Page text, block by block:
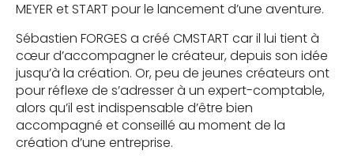
MEYER et START pour le lancement d’une aventure.
Sébastien FORGES a créé CMSTART car il lui tient à
cœur d’accompagner le créateur, depuis son idée
jusqu’à la création. Or, peu de jeunes créateurs ont
pour réflexe de s’adresser à un expert-comptable,
alors qu’il est indispensable d’être bien
accompagné et conseillé au moment de la
création d’une entreprise.